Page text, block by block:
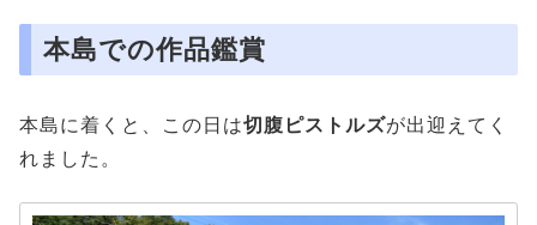
本島での作品鑑賞
本島に着くと、この日は切腹ピストルズが出迎えてく
れました。